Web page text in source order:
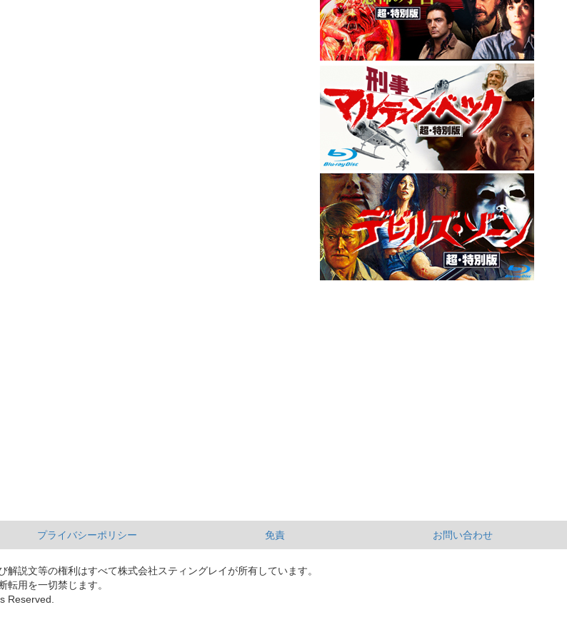
プライバシーポリシー 免責 お問い合わせ
解説文等の権利はすべて株式会社スティングレイが所有しています。
転用を一切禁じます。
Reserved.